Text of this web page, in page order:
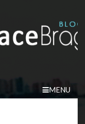
MENU